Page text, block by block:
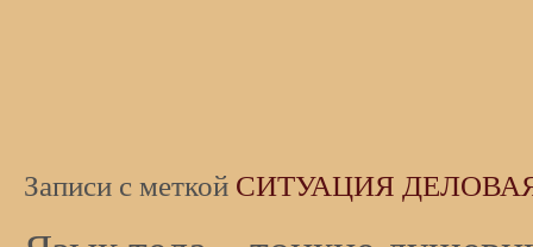
Записи с меткой СИТУАЦИЯ